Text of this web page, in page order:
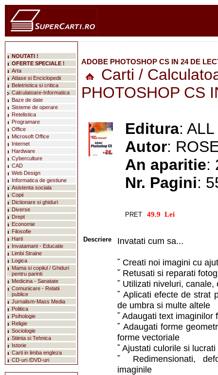
ADOBE PHOTOSHOP CS IN 24 DE
Carti /
PHOTOSHOP CS
Editura: ALL
Autor:
An aparitie:
Nr. Pagini:
PRET
Descriere Invatati cum sa...
ˇ Creati noi imagini cu
ˇ Retusati si reparati
ˇ Utilizati niveluri,
ˇ Aplicati efecte de strat
de umbra si multe altele
ˇ Adaugati text
ˇ Adaugati forme
forme vectoriale
ˇ Ajustati culorile si
ˇ Redimensionati,
imaginile
NOUTATI !
OFERTE SPECIALE !
Arta
Atlase si Enciclopedii
Beletristica si critica
Calculatoare-Informatica
Baze de date
Sisteme de operare
Retelistica
Programare
Office
Microsoft Office
Internet
Hardware
Cyberculture
CAD
Web Design
Informatica de gestiune
Asistenta sociala
Copii
Dictionare si ghiduri
Diverse
Drept
Economie
Filosofie
Harti
Invatamant - Educatie
Limbi Straine
Logica
Mama si copilul / Ghiduri
pentru parinti
Medicina - Sanatate
Comunicare - Relatii
publice
Jurnalism-Mass Media
Politica
Psihologie
Religie
Sociologie
Stiinta si Tehnica
Istorie
Carti in limba engleza
CD-uri /DVD-uri